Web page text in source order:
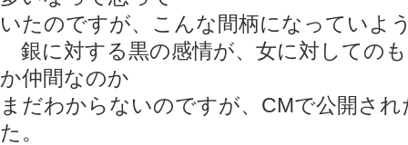
いたのですが、こんな間柄になっていよ
銀に対する黒の感情が、女に対しての
か仲間なのか
まだわからないのですが、CMで公開さ
た。